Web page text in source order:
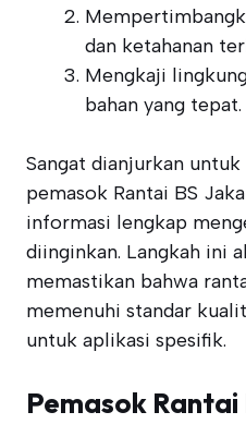
dan ketahanan
Mengkaji
bahan yang tepat.
Sangat dianjurkan
pemasok Rantai BS
informasi lengkap
diinginkan. Langkah ini
memastikan bahwa
memenuhi standar
untuk aplikasi spesifik.
Pemasok